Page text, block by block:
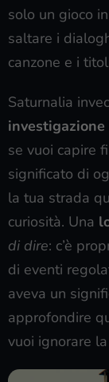
solo un gioco
saltare i
canzone e i
Saturnalia
se vuoi capire
significato di
la tua strada
curiosità. Una
di dire: c’è
di eventi
aveva un
approfondire
vuoi ignorare